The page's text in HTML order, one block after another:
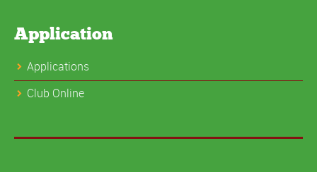
Application
Applications
Club Online